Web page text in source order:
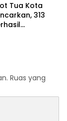
Tua Kota
313
Ruas yang